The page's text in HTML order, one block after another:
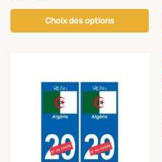
Choix des options